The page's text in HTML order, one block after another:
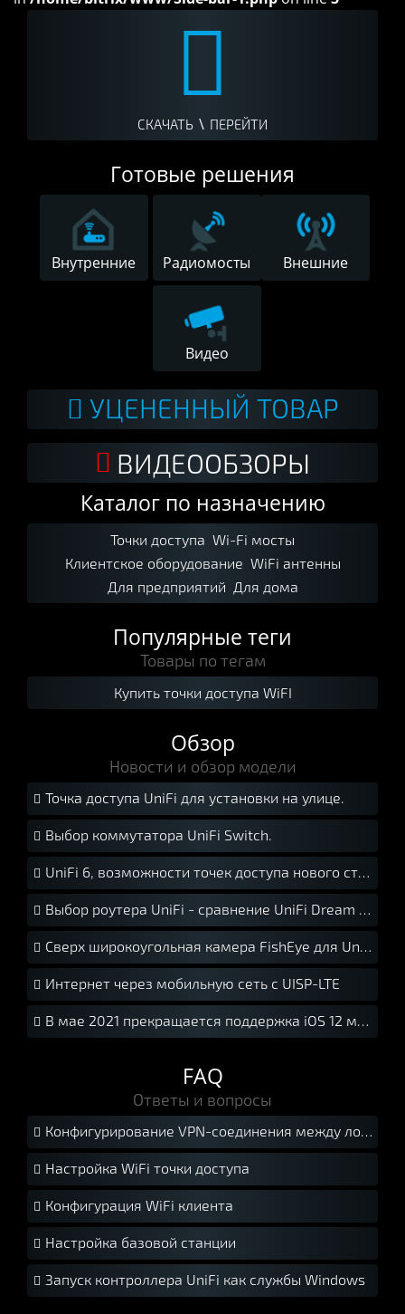
СКАЧАТЬ \ ПЕРЕЙТИ
Готовые решения
Внутренние Радиомосты Внешние
Видео
УЦЕНЕННЫЙ ТОВАР
ВИДЕООБЗОРЫ
Каталог по назначению
Точки доступа Wi-Fi мосты
Клиентское оборудование WiFi антенны
Для предприятий Для дома
Популярные теги
Товары по тегам
Купить точки доступа WiFI
Обзор
Новости и обзор модели
 Точка доступа UniFi для установки на улице.
 Выбор коммутатора UniFi Switch.
 UniFi 6, возможности точек доступа нового стандарта Wi-Fi 6.
 Выбор роутера UniFi - сравнение UniFi Dream Machine Pro, UniFi Dream Machine, UniFi Security Gateway Pro, UniFi Security Gateway
 Сверх широкоугольная камера FishEye для UniFi Protect
 Интернет через мобильную сеть с UISP-LTE
 В мае 2021 прекращается поддержка iOS 12 мобильной версией UniFi Protect
FAQ
Ответы и вопросы
 Конфигурирование VPN-соединения между локальными сетями с помощью USG.
 Настройка WiFi точки доступа
 Конфигурация WiFi клиента
 Настройка базовой станции
 Запуск контроллера UniFi как службы Windows